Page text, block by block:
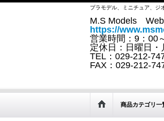
プラモデル、ミニチュア、ジ
M.S Models
https://
営業時間：9：00
定休日：日曜日・
TEL：029-212-
FAX：029-212-
商品カテゴリ一